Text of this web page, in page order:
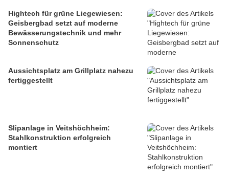
Hightech für grüne Liegewiesen:
Geisbergbad setzt auf moderne
Bewässerungstechnik und mehr
Sonnenschutz
Aussichtsplatz am Grillplatz nahezu
fertiggestellt
Slipanlage in Veitshöchheim:
Stahlkonstruktion erfolgreich
montiert